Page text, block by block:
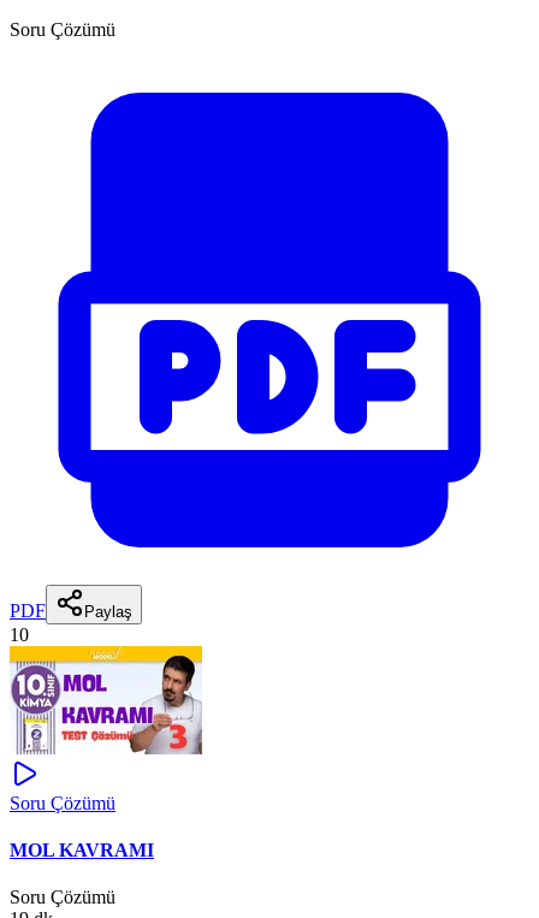
Soru Çözümü
PDF Paylaş
10
Soru Çözümü
MOL KAVRAMI
Soru Çözümü